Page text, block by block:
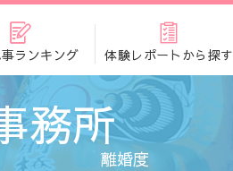
ランキング 体験レポートから探す
務所
離婚度